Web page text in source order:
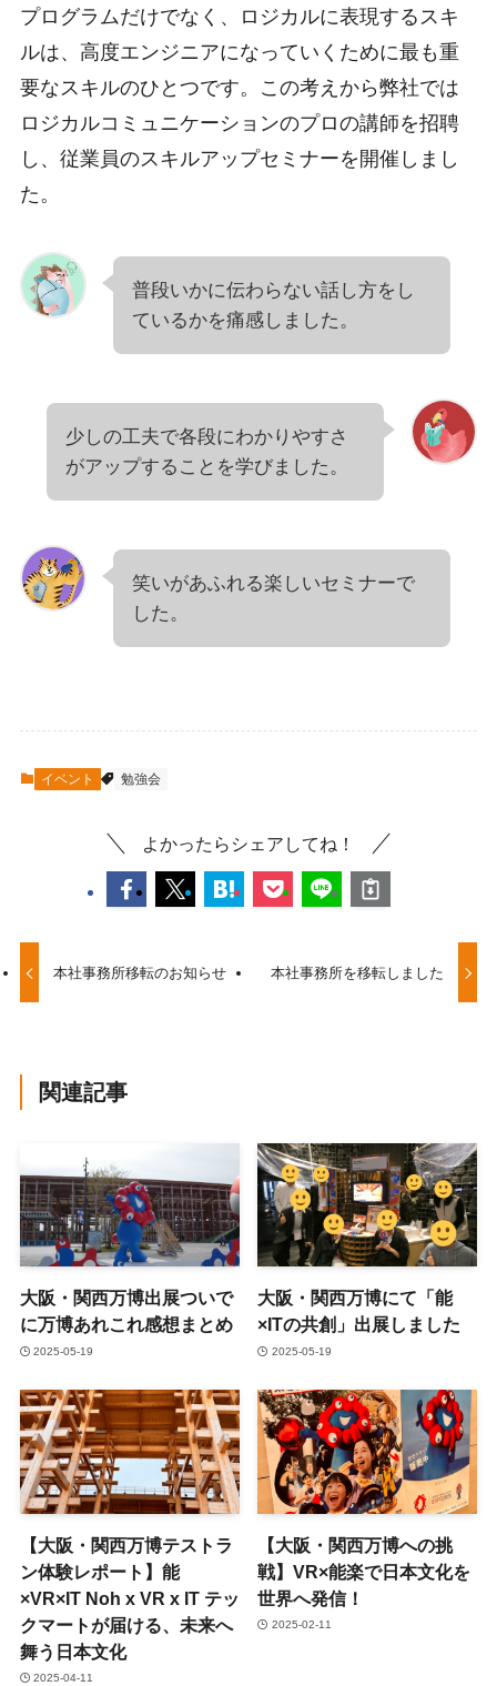
プログラムだけでなく、ロジカルに表現するスキ
ルは、高度エンジニアになっていくために最も重
要なスキルのひとつです。この考えから弊社では
ロジカルコミュニケーションのプロの講師を招聘
し、従業員のスキルアップセミナーを開催しまし
た。
普段いかに伝わらない話し方をし
ているかを痛感しました。
少しの工夫で各段にわかりやすさ
がアップすることを学びました。
笑いがあふれる楽しいセミナーで
した。
イベント 勉強会
よかったらシェアしてね！
本社事務所移転のお知らせ 本社事務所を移転しました
関連記事
大阪・関西万博出展ついで
に万博あれこれ感想まとめ
2025-05-19
大阪・関西万博にて「能
×ITの共創」出展しました
2025-05-19
【大阪・関西万博テストラ
ン体験レポート】能
×VR×IT Noh x VR x IT テッ
クマートが届ける、未来へ
舞う日本文化
2025-04-11
【大阪・関西万博への挑
戦】VR×能楽で日本文化を
世界へ発信！
2025-02-11